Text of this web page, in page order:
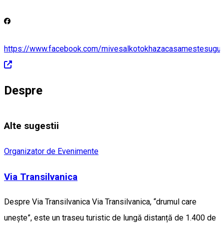
https://www.facebook.com/
Despre
Alte sugestii
Organizator de Evenimente
Via Transilvanica
Despre Via Transilvanica Via Transilvanica, “drumul care
unește”, este un traseu turistic de lungă distanță de 1.400 de